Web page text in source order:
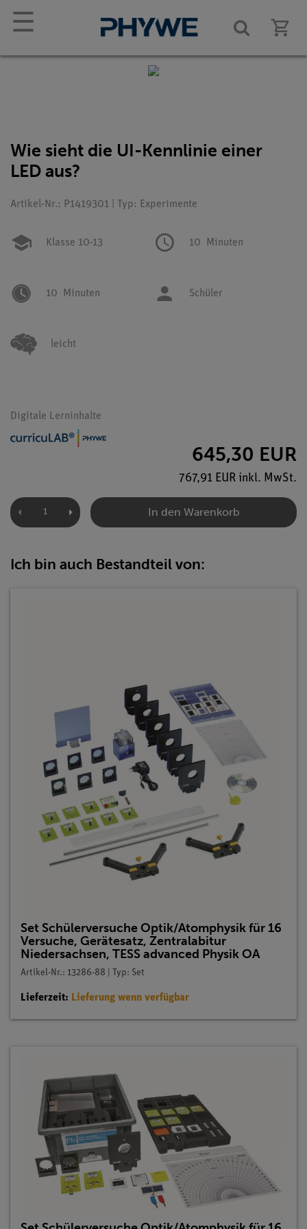
☰
Wie sieht die UI-Kennlinie einer
LED aus?
Artikel-Nr.: P1419301 | Typ: Experimente
Klasse 10-13 10 Minuten
10 Minuten Schüler
leicht
Digitale Lerninhalte
645,30 EUR
767,91 EUR inkl. MwSt.
In den Warenkorb
Ich bin auch Bestandteil von:
Set Schülerversuche Optik/Atomphysik für 16
Versuche, Gerätesatz, Zentralabitur
Niedersachsen, TESS advanced Physik OA
Artikel-Nr.: 13286-88 | Typ: Set
Lieferzeit: Lieferung wenn verfügbar